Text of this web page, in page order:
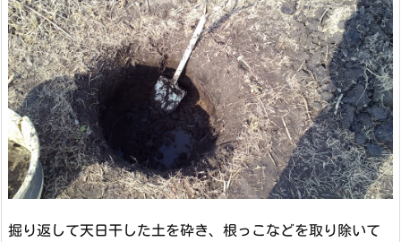
掘り返して天日干した土を砕き、根っこなどを取り除いて